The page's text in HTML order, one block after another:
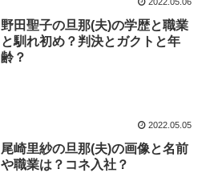
野田聖子の旦那(夫)の学歴と職業
と馴れ初め？判決とガクトと年
齢？
2022.05.05
尾崎里紗の旦那(夫)の画像と名前
や職業は？コネ入社？